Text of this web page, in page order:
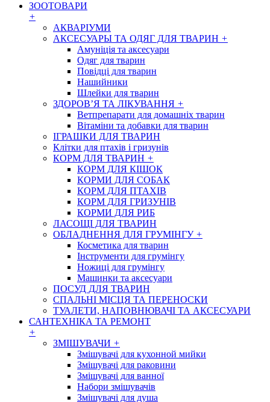
ЗООТОВАРИ
+
АКВАРІУМИ
АКСЕСУАРЫ ТА ОДЯГ ДЛЯ ТВАРИН +
Амуніція та аксесуари
Одяг для тварин
Повідці для тварин
Нашийники
Шлейки для тварин
ЗДОРОВ’Я ТА ЛІКУВАННЯ +
Ветпрепарати для домашніх тварин
Вітаміни та добавки для тварин
ІГРАШКИ ДЛЯ ТВАРИН
Клітки для птахів і гризунів
КОРМ ДЛЯ ТВАРИН +
КОРМ ДЛЯ КІШОК
КОРМИ ДЛЯ СОБАК
КОРМ ДЛЯ ПТАХІВ
КОРМ ДЛЯ ГРИЗУНІВ
КОРМИ ДЛЯ РИБ
ЛАСОЩІ ДЛЯ ТВАРИН
ОБЛАДНЕННЯ ДЛЯ ГРУМІНГУ +
Косметика для тварин
Інструменти для грумінгу
Ножиці для грумінгу
Машинки та аксесуари
ПОСУД ДЛЯ ТВАРИН
СПАЛЬНІ МІСЦЯ ТА ПЕРЕНОСКИ
ТУАЛЕТИ, НАПОВНЮВАЧІ ТА АКСЕСУАРИ
САНТЕХНІКА ТА РЕМОНТ
+
ЗМІШУВАЧИ +
Змішувачі для кухонной мийки
Змішувачі для раковини
Змішувачі для ванної
Набори змішувачів
Змішувачі для душа